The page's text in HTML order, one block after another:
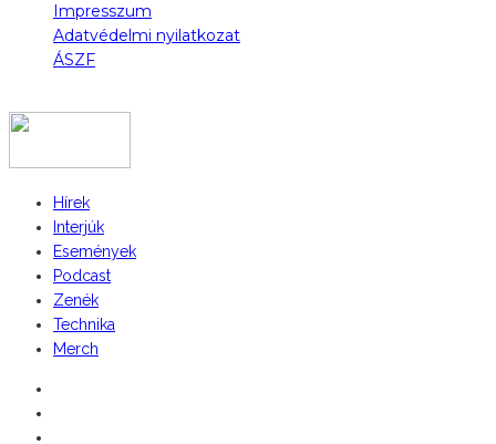
Impresszum
Adatvédelmi nyilatkozat
ÁSZF
Hírek
Interjúk
Események
Podcast
Zenék
Technika
Merch